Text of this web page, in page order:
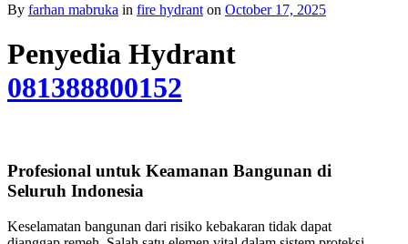
By farhan mabruka in fire hydrant on October 17, 2025
Penyedia Hydrant
081388800152
Profesional untuk Keamanan Bangunan di
Seluruh Indonesia
Keselamatan bangunan dari risiko kebakaran tidak dapat